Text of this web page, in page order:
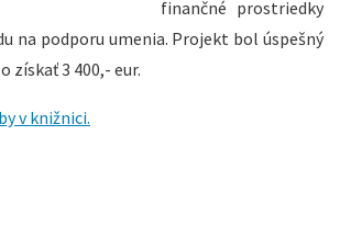
finančné prostriedky
na podporu umenia. Projekt bol úspešný
získať 3 400,- eur.
v knižnici.